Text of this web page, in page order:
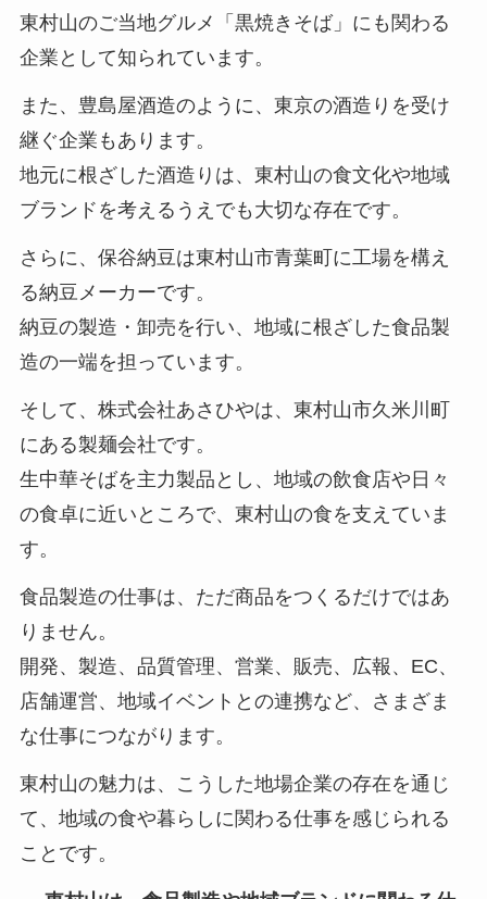
東村山のご当地グルメ「黒焼きそば」にも関わる
企業として知られています。
また、豊島屋酒造のように、東京の酒造りを受け
継ぐ企業もあります。
地元に根ざした酒造りは、東村山の食文化や地域
ブランドを考えるうえでも大切な存在です。
さらに、保谷納豆は東村山市青葉町に工場を構え
る納豆メーカーです。
納豆の製造・卸売を行い、地域に根ざした食品製
造の一端を担っています。
そして、株式会社あさひやは、東村山市久米川町
にある製麺会社です。
生中華そばを主力製品とし、地域の飲食店や日々
の食卓に近いところで、東村山の食を支えていま
す。
食品製造の仕事は、ただ商品をつくるだけではあ
りません。
開発、製造、品質管理、営業、販売、広報、EC、
店舗運営、地域イベントとの連携など、さまざま
な仕事につながります。
東村山の魅力は、こうした地場企業の存在を通じ
て、地域の食や暮らしに関わる仕事を感じられる
ことです。